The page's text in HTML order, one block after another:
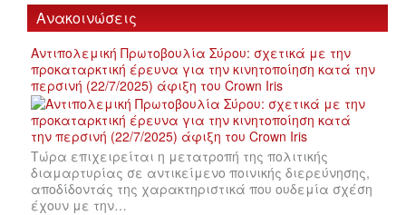
Ανακοινώσεις
Αντιπολεμική Πρωτοβουλία Σύρου: σχετικά με την
προκαταρκτική έρευνα για την κινητοποίηση κατά την
περσινή (22/7/2025) άφιξη του Crown Iris
Τώρα επιχειρείται η μετατροπή της πολιτικής
διαμαρτυρίας σε αντικείμενο ποινικής διερεύνησης,
αποδίδοντάς της χαρακτηριστικά που ουδεμία σχέση
έχουν με την…